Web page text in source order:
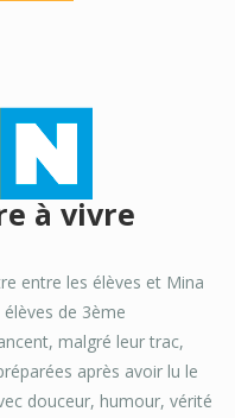
à vivre
entre les élèves et Mina
de 3ème
malgré leur trac,
après avoir lu le
douceur, humour, vérité